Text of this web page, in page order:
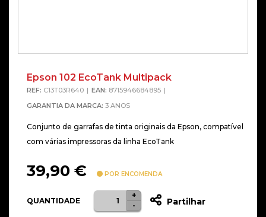
Epson 102 EcoTank Multipack
REF: C13T03R640 EAN: 8715946684895
GARANTIA DA MARCA: 3 ANOS
Conjunto de garrafas de tinta originais da Epson, compatível
com várias impressoras da linha EcoTank
39,90 € POR ENCOMENDA
QUANTIDADE
Quantidade
de
-
+
Partilhar